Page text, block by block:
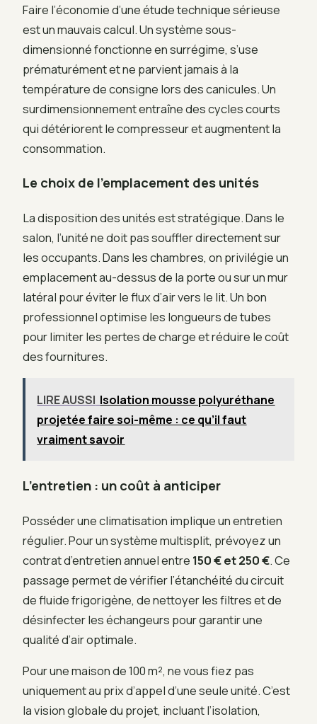
Faire l’économie d’une étude technique sérieuse
est un mauvais calcul. Un système sous-
dimensionné fonctionne en surrégime, s’use
prématurément et ne parvient jamais à la
température de consigne lors des canicules. Un
surdimensionnement entraîne des cycles courts
qui détériorent le compresseur et augmentent la
consommation.
Le choix de l’emplacement des unités
La disposition des unités est stratégique. Dans le
salon, l’unité ne doit pas souffler directement sur
les occupants. Dans les chambres, on privilégie un
emplacement au-dessus de la porte ou sur un mur
latéral pour éviter le flux d’air vers le lit. Un bon
professionnel optimise les longueurs de tubes
pour limiter les pertes de charge et réduire le coût
des fournitures.
LIRE AUSSI Isolation mousse polyuréthane
projetée faire soi-même : ce qu’il faut
vraiment savoir
L’entretien : un coût à anticiper
Posséder une climatisation implique un entretien
régulier. Pour un système multisplit, prévoyez un
contrat d’entretien annuel entre 150 € et 250 €. Ce
passage permet de vérifier l’étanchéité du circuit
de fluide frigorigène, de nettoyer les filtres et de
désinfecter les échangeurs pour garantir une
qualité d’air optimale.
Pour une maison de 100 m², ne vous fiez pas
uniquement au prix d’appel d’une seule unité. C’est
la vision globale du projet, incluant l’isolation,